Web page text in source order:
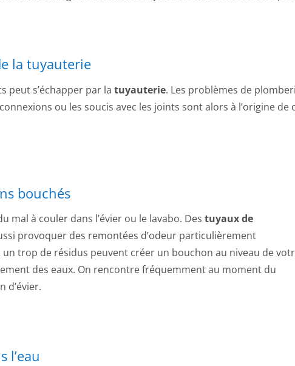
la tuyauterie
peut s’échapper par la tuyauterie. Les problèmes de
ou les soucis avec les joints sont alors à l’origine de
bouchés
mal à couler dans l’évier ou le lavabo. Des tuyaux de
provoquer des remontées d’odeur particulièrement
trop de résidus peuvent créer un bouchon au niveau de
des eaux. On rencontre fréquemment au moment du
d’évier.
l’eau